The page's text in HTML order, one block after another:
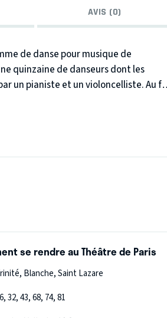
AVIS (0)
de danse pour musique de
quinzaine de danseurs dont les
un pianiste et un violoncelliste.Au fil
constellation de personnages qui
se rendre au Théâtre de Paris
Blanche, Saint Lazare
32, 43, 68, 74, 81